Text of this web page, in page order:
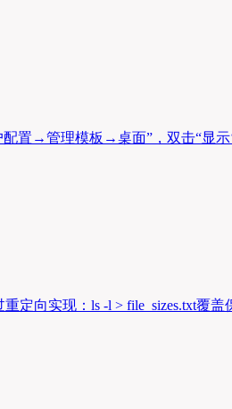
配置→管理模板→桌面”，双击“显示
定向实现：ls -l ˃ file_sizes.txt覆盖